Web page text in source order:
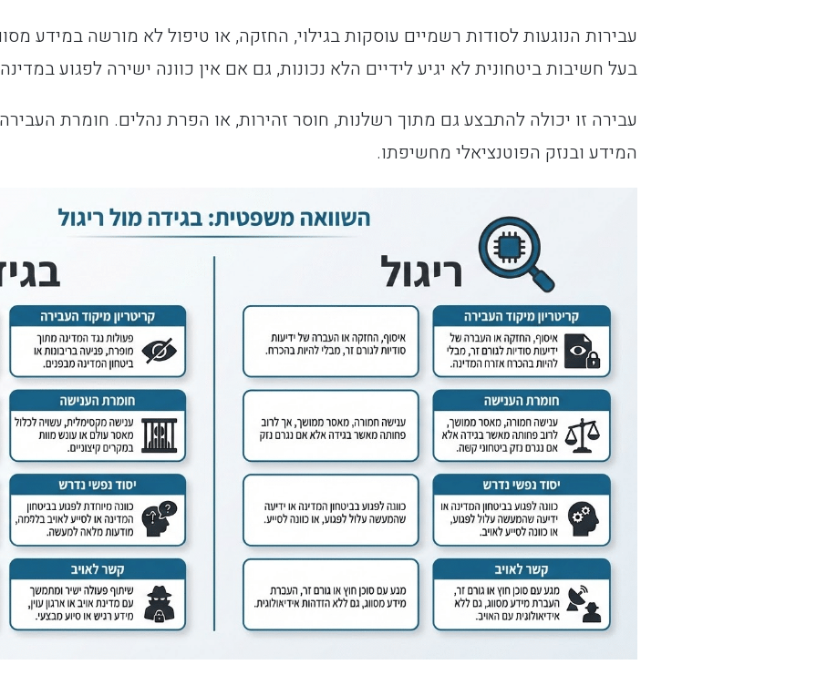
עבירות הנוגעות לסודות רשמיים עוסקות בגילוי, החזקה, או טיפול לא מורשה במידע
בעל חשיבות ביטחונית לא יגיע לידיים הלא נכונות, גם אם אין כוונה ישירה לפגוע
עבירה זו יכולה להתבצע גם מתוך רשלנות, חוסר זהירות, או הפרת נהלים. חומרת
המידע ובנזק הפוטנציאלי מחשיפתו.